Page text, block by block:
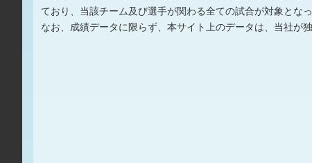
ており、当該チーム及び選手が関わる全ての試合が対象とな
なお、成績データに限らず、本サイト上のデータは、当社が